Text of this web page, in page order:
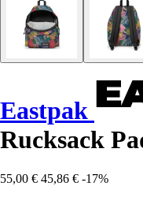
Eastpak
Rucksack
55,00 € 45,86 € -17%